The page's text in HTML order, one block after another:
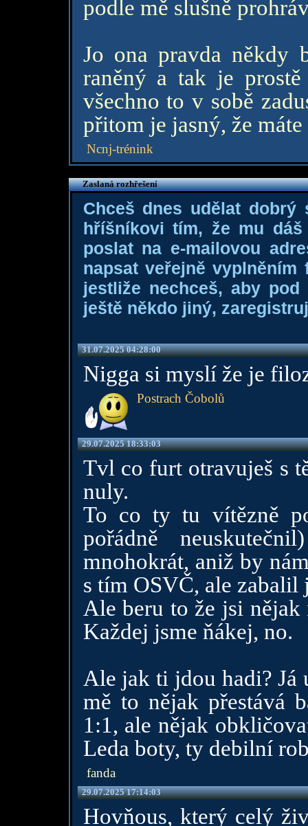
podle mě slušně
Jo ona pravda někdy
raněný a tak je
všechno to v sobě
přitom je jasný, že
Ncnj-trénink
Zaslaná rozhřešení
Chceš dnes udělat dobrý
hříšníkovi tím, že mu
poslat na e-mailovou
napsat veřejně
jestliže nechceš, aby
ještě někdo jiný,
31.07.2025 04:28:00
Nigga si myslí že je
Postrach Čobolů
29.07.2025 18:33:03
Tvl co furt otravuješ s
nuly.
To co ty tu vítězně
pořádně
mnohokrát, aniž by
s tím OSVČ, ale zabalil
Ale beru to že jsi
Každej jsme ňákej, no.
Ale jak ti jdou hadi? Já
mě to nějak přestává
1:1, ale nějak
Leda boty, ty debilní
fanda
29.07.2025 17:14:03
Hovňous, který celý